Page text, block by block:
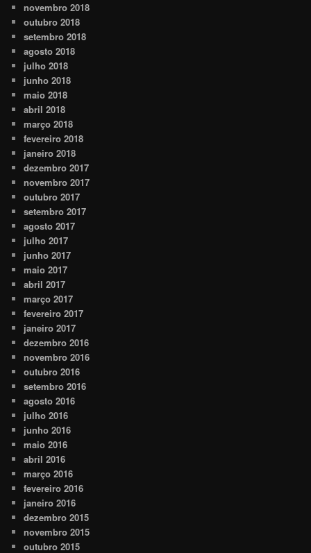
novembro 2018
outubro 2018
setembro 2018
agosto 2018
julho 2018
junho 2018
maio 2018
abril 2018
março 2018
fevereiro 2018
janeiro 2018
dezembro 2017
novembro 2017
outubro 2017
setembro 2017
agosto 2017
julho 2017
junho 2017
maio 2017
abril 2017
março 2017
fevereiro 2017
janeiro 2017
dezembro 2016
novembro 2016
outubro 2016
setembro 2016
agosto 2016
julho 2016
junho 2016
maio 2016
abril 2016
março 2016
fevereiro 2016
janeiro 2016
dezembro 2015
novembro 2015
outubro 2015